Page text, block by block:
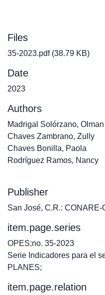
Files
35-2023.pdf(38.79 KB)
Date
2023
Authors
Madrigal Solórzano, Olman
Chaves Zambrano, Zully
Chaves Bonilla, Paola
Rodríguez Ramos, Nancy
Publisher
San José, C.R.: CONARE-
item.page.series
OPES;no. 35-2023
Serie Indicadores para el
PLANES;
item.page.relation